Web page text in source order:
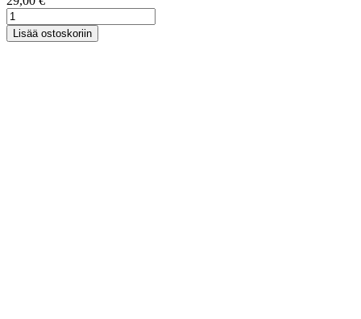
My
Mineral
Genes
Lisää ostoskoriin